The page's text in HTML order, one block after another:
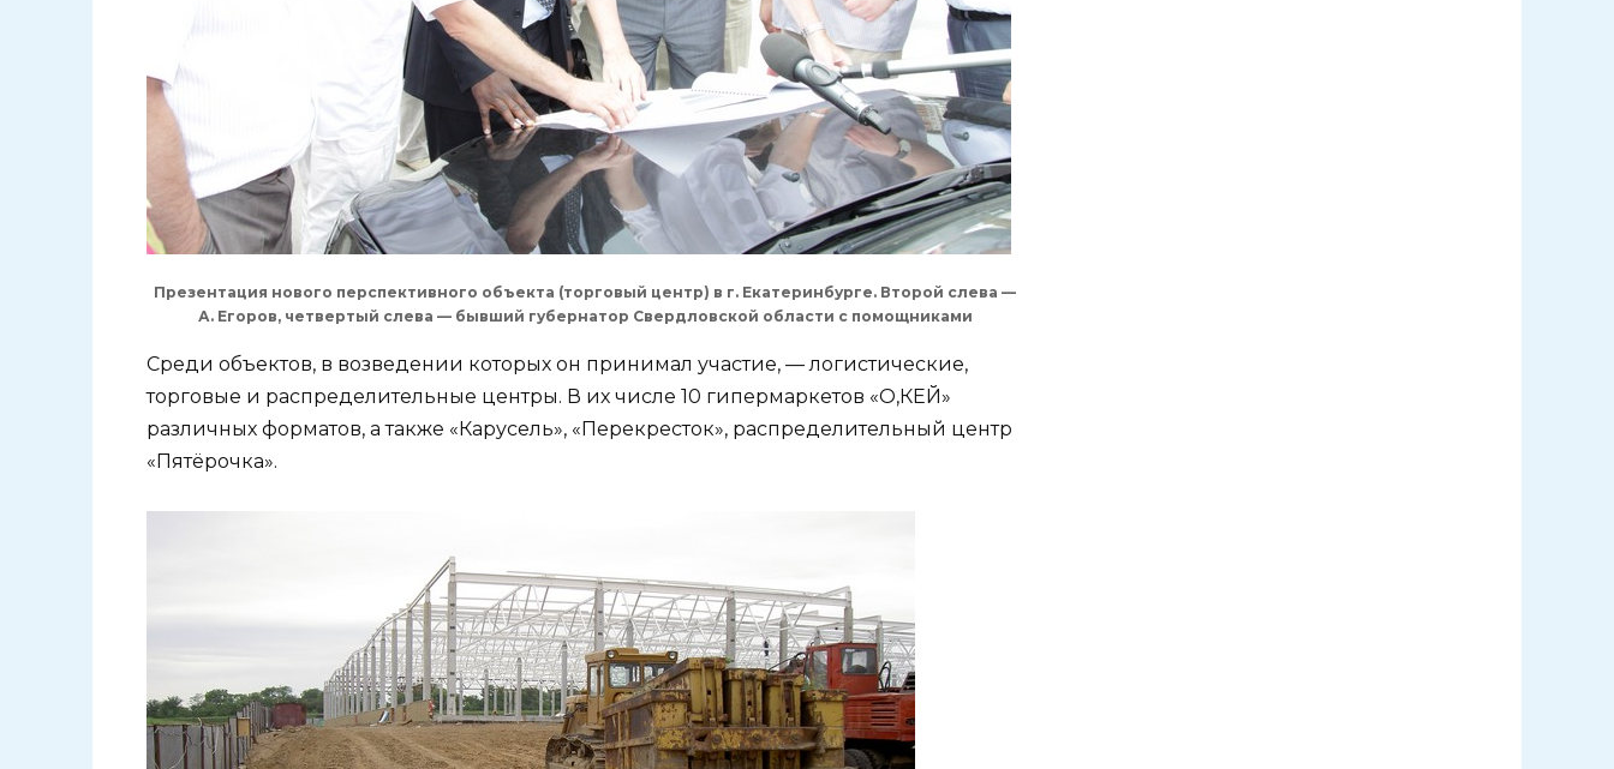
Презентация нового перспективного объекта (торговый центр) в г. Екатеринбурге. Второй слева —
А. Егоров, четвертый слева — бывший губернатор Свердловской области с помощниками
Среди объектов, в возведении которых он принимал участие, — логистические,
торговые и распределительные центры. В их числе 10 гипермаркетов «О,КЕЙ»
различных форматов, а также «Карусель», «Перекресток», распределительный центр
«Пятёрочка».